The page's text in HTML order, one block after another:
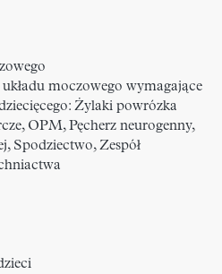
układu moczowego wymagające
Żylaki powrózka
OPM, Pęcherz neurogenny,
Spodziectwo, Zespół